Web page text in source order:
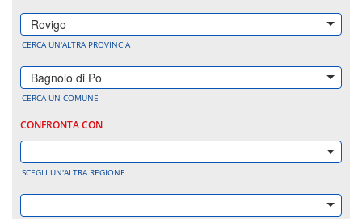
Rovigo
CERCA UN'ALTRA PROVINCIA
Bagnolo di Po
CERCA UN COMUNE
CONFRONTA CON
SCEGLI UN'ALTRA REGIONE